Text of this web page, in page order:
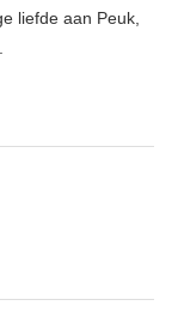
liefde aan Peuk,